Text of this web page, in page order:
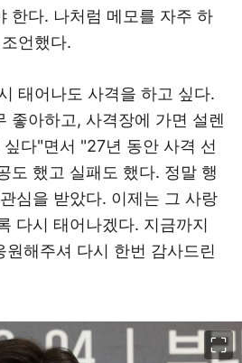
한다. 나처럼 메모를 자주 하
언했다.
태어나도 사격을 하고 싶다.
좋아하고, 사격장에 가면 설렌
다"면서 "27년 동안 사격 선
도 했고 실패도 했다. 정말 행
심을 받았다. 이제는 그 사랑
다시 태어나겠다. 지금까지
해주셔 다시 한번 감사드린